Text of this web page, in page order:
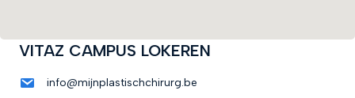
VITAZ CAMPUS LOKEREN
info@mijnplastischchirurg.be